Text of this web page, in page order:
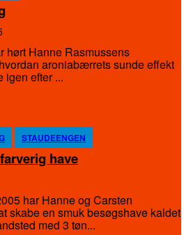
hørt Hanne Rasmussens
aroniabærrets sunde effekt
igen efter ...
STAUDEENGEN
have
har Hanne og Carsten
skabe en smuk besøgshave kaldet
med 3 tøn...